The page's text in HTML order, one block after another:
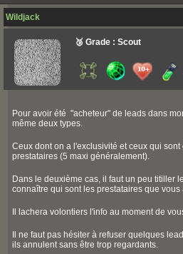
Wildjack
🥉 Grade : Scout
Pour avoir été "acheteur" de leads dans
même deux types.
Ceux dont on a l'exclusivité et ceux qui
prestataires (5 maxi généralement).
Dans le deuxième cas, il faut un peu titiller
connaître qui sont les prestataires que
Il lachera volontiers l'info au moment de
Il ne faut pas hésiter à refuser quelques
ils annulent sans être trop regardants.